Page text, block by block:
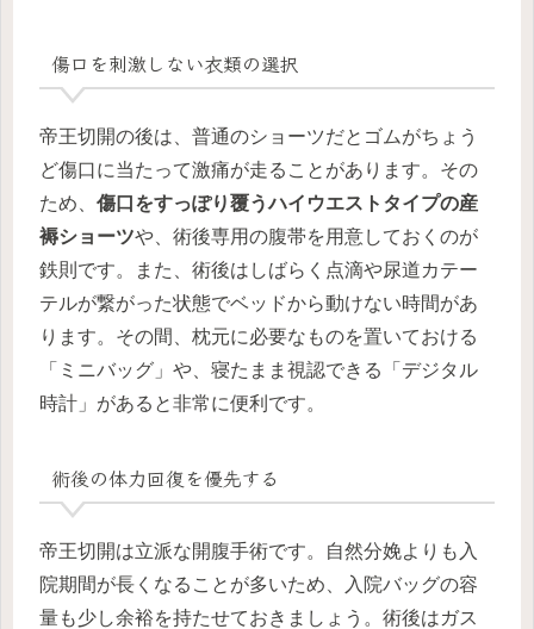
傷口を刺激しない衣類の選択
帝王切開の後は、普通のショーツだとゴムがちょう
ど傷口に当たって激痛が走ることがあります。その
ため、 傷口をすっぽり覆うハイウエストタイプの産
褥ショーツや、術後専用の腹帯を用意しておくのが
鉄則です。また、術後はしばらく点滴や尿道カテー
テルが繋がった状態でベッドから動けない時間があ
ります。その間、枕元に必要なものを置いておける
「ミニバッグ」や、寝たまま視認できる「デジタル
時計」があると非常に便利です。
術後の体力回復を優先する
帝王切開は立派な開腹手術です。自然分娩よりも入
院期間が長くなることが多いため、入院バッグの容
量も少し余裕を持たせておきましょう。術後はガス